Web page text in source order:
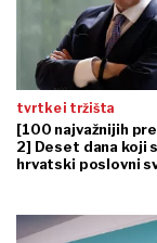
tvrtke i tržišta
[100 najvažnijih
2] Deset dana koji
hrvatski poslovni